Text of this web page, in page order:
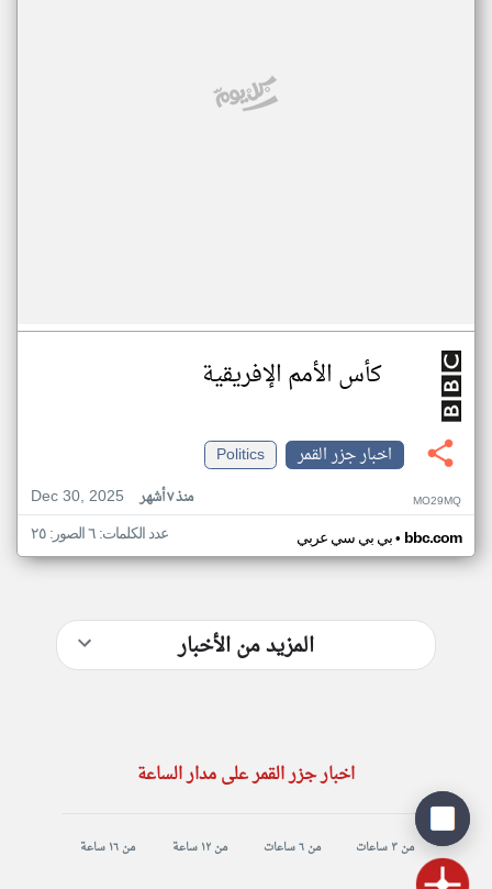
كأس الأمم الإفريقية
اخبار جزر القمر
Politics
Dec 30, 2025
منذ ٧ أشهر MO29MQ
بي بي سي عربي• bbc.com عدد الكلمات: ٦ الصور: ٢٥
المزيد من الأخبار
اخبار جزر القمر على مدار الساعة
من ٣ ساعات من ٦ ساعات من ١٢ ساعة من ١٦ ساعة